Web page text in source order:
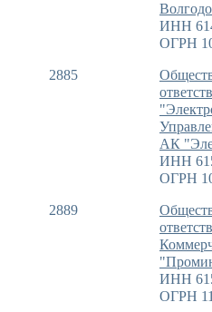
ИНН
ОГРН
2885
АК
ИНН
ОГРН
2889
ИНН
ОГРН